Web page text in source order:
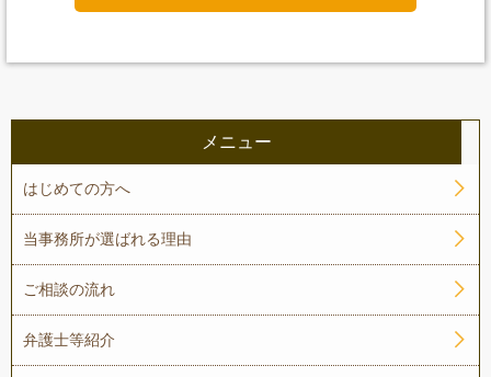
メニュー
はじめての方へ
当事務所が選ばれる理由
ご相談の流れ
弁護士等紹介